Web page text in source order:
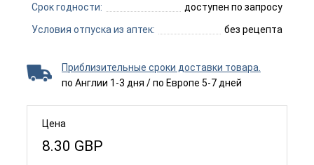
Срок годности: доступен по запросу
Условия отпуска из аптек: без рецепта
Приблизительные сроки доставки товара.
по Англии 1-3 дня / по Европе 5-7 дней
Цена
8.30 GBP